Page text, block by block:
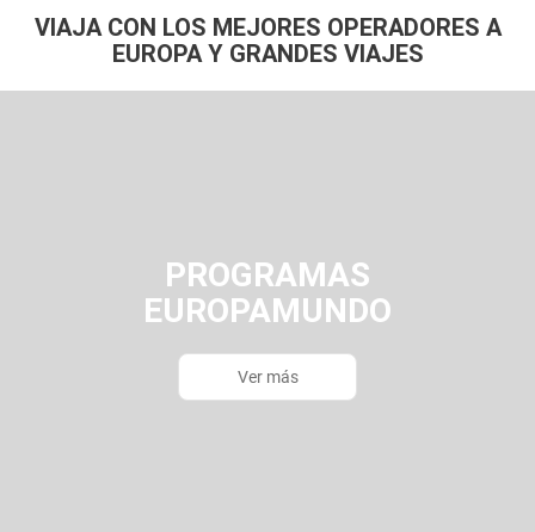
VIAJA CON LOS MEJORES OPERADORES A
EUROPA Y GRANDES VIAJES
PROGRAMAS
EUROPAMUNDO
Ver más